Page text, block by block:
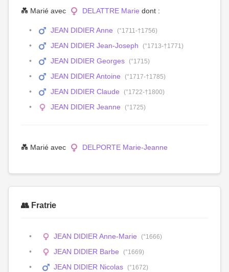
💑 Marié avec DELATTRE Marie dont :
JEAN DIDIER Anne (°1711-†1756)
JEAN DIDIER Jean-Joseph (°1713-†1771)
JEAN DIDIER Georges (°1715)
JEAN DIDIER Antoine (°1717-†1785)
JEAN DIDIER Claude (°1722-†1800)
JEAN DIDIER Jeanne (°1725)
💑 Marié avec DELPORTE Marie-Jeanne
👥 Fratrie
JEAN DIDIER Anne-Marie (°1666)
JEAN DIDIER Barbe (°1669)
JEAN DIDIER Nicolas (°1672)